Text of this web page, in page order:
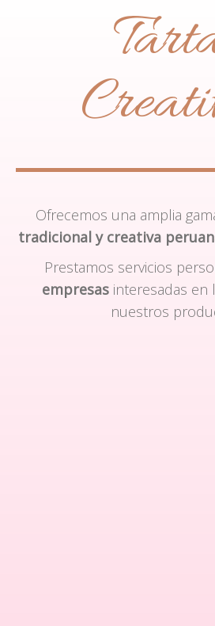
Ofrecemos una amplia
tradicional y creativa
Prestamos servicios
empresasinteresadas en
nuestros